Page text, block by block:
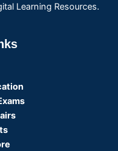
Learning Resources.